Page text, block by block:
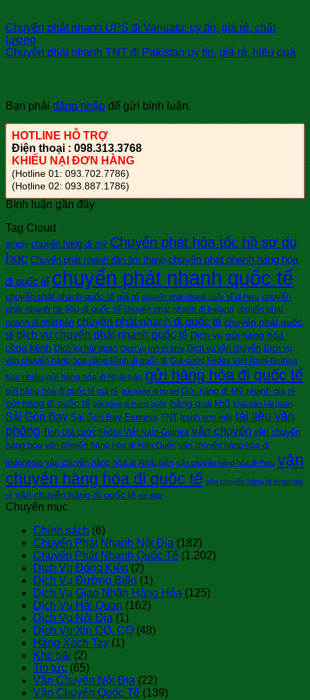
Chuyển phát nhanh UPS đi Vanuatu: uy tín, giá rẻ, chất
lượng
Chuyển phát nhanh TNT đi Pakistan uy tín, giá rẻ, hiệu quả
Bạn phải đăng nhập để gửi bình luận.
HOTLINE HỖ TRỢ
Điện thoại : 098.313.3768
KHIẾU NẠI ĐƠN HÀNG
(Hotline 01: 093.702.7786)
(Hotline 02: 093.887.1786)
Bình luận gần đây
Tag Cloud
amply chuyển hàng đi mỹ Chuyển phát hỏa tốc hồ sơ du
học Chuyển phát nhanh dàn âm thanh chuyển phát nhanh hàng hóa
đi quốc tế chuyển phát nhanh quốc tế
chuyển phát nhanh quốc tế giá rẻ chuyển phát nhanh quốc tế đi Peru chuyển
phát nhanh tài liệu đi quốc tế chuyển phát nhanh đi Ireland chuyển phát
nhanh đi nhật bản chuyển phát nhanh đi quốc tế chuyển phát quốc
tế dịch vụ chuyển phát nhanh quốc tế Dịch vụ gửi hàng hóa
cồng kềnh Dịch vụ hải quan Dịch vụ mở tờ khai Dịch vụ vận chuyển Dịch vụ
vận chuyển hàng hóa cồng kềnh đi quốc tê Giá cước Fedex Việt Nam-Guinea
bao nhiêu gửi hàng hóa đi Nhật bản gửi hàng hóa đi quốc tế
gửi hàng hóa đi quốc tế giá rẻ gửi hàng đi Israel Gửi hàng đi Mỹ nhanh giá rẻ
gửi hàng đi quốc tế gửi hàng đi trung quốc hàng quá khổ khai báo hải quan
Sài Gòn Bay Sài Gòn Bay Express TNT tranh sơn mài tài liệu văn
phòng Tính Giá cước Fedex Việt Nam-Guinea vận chuyển vận chuyển
hàng hóa vận chuyển hàng hóa đi Hàn Quốc vận chuyển hàng hóa đi
indonesia vận chuyển hàng hóa đi Nhật Bản vận chuyển hàng hóa đi Peru vận
chuyển hàng hóa đi quốc tế vận chuyển hàng đi israel giá
rẻ vận chuyển hàng đi quốc tế xe đạp
Chuyên mục
Chính sách (6)
Chuyển Phát Nhanh Nội Địa (182)
Chuyển Phát Nhanh Quốc Tế (1.202)
Dịch Vụ Đóng Kiện (2)
Dịch Vụ Đường Biển (1)
Dịch Vụ Giao Nhận Hàng Hóa (125)
Dịch Vụ Hải Quan (162)
Dịch Vụ Nội Địa (1)
Dịch Vụ Xin CO, CQ (48)
Hàng Xách Tay (1)
Kho bãi (2)
Tin tức (65)
Vận Chuyển Nội Địa (22)
Vận Chuyển Quốc Tế (139)